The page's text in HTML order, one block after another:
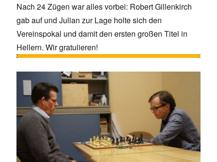
Nach 24 Zügen war alles vorbei: Robert Gillenkirch
gab auf und Julian zur Lage holte sich den
Vereinspokal und damit den ersten großen Titel in
Hellern. Wir gratulieren!